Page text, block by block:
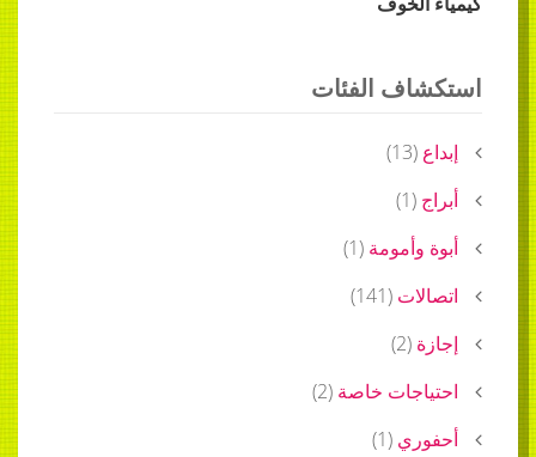
استكشاف الفئات
إبداع (
13
)
أبراج (
1
)
أبوة وأمومة (
1
)
اتصالات (
141
)
إجازة (
2
)
احتياجات خاصة (
2
)
أحفوري (
1
)